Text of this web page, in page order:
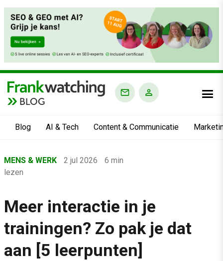
BLOG
Blog AI & Tech Content & Communicatie
›
Mens & Werk
›
Meer interactie in je trainingen? Zo pak je dat aan [5 leerpunten]
MENS & WERK 2 jul 2026
6 min
lezen
Meer interactie in je
trainingen? Zo pak je dat
aan [5 leerpunten]